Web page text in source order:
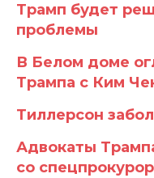
Трамп будет
проблемы
В Белом доме
Трампа с Ким
Тиллерсон
Адвокаты
со